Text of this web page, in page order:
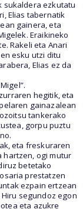
sukaldera ezkutatu
Elias tabernatik
gainera, eta
Eraikineko
Rakeli eta Anari
esku utzi ditu
Elias ez da
hegitik, eta
gainazalean
tankerako
gorpu puztu
eta freskuraren
hartzen, ogi mutur
betetako
prestatzen
ezpain ertzean
segundoz egon
eta azukre